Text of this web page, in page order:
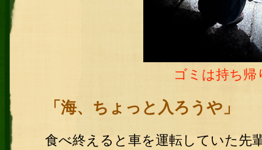
ゴミは持ち帰
「海、ちょっと入ろうや」
食べ終えると車を運転していた先